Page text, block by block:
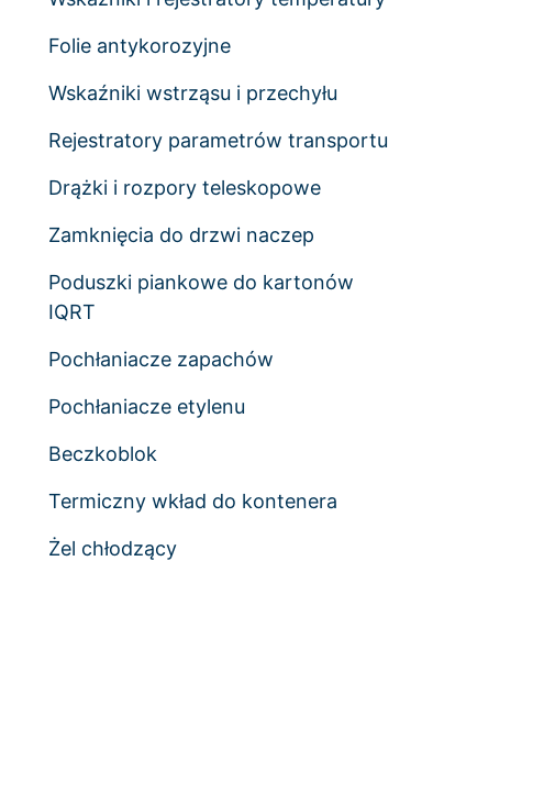
Folie antykorozyjne
Wskaźniki wstrząsu i przechyłu
Rejestratory parametrów transportu
Drążki i rozpory teleskopowe
Zamknięcia do drzwi naczep
Poduszki piankowe do kartonów
IQRT
Pochłaniacze zapachów
Pochłaniacze etylenu
Beczkoblok
Termiczny wkład do kontenera
Żel chłodzący